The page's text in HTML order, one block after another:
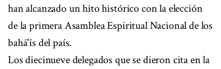
han alcanzado un hito histórico con la elección
de la primera Asamblea Espiritual Nacional de los
bahá'ís del país.
Los diecinueve delegados que se dieron cita en la